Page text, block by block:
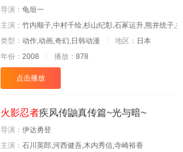
导演： 龟垣一
主演： 竹内顺子,中村千绘,杉山纪彰,石冢运升,熊井统子,
类型： 动作,动画,奇幻,日韩动漫 地区： 日本
年份： 2008 播放： 878
点击播放
火影忍者疾风传鼬真传篇~光与暗~
导演： 伊达勇登
主演： 石川英郎,河西健吾,木内秀信,寺崎裕香